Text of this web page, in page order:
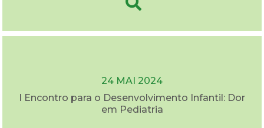
24 MAI 2024
I Encontro para o Desenvolvimento Infantil: Dor
em Pediatria